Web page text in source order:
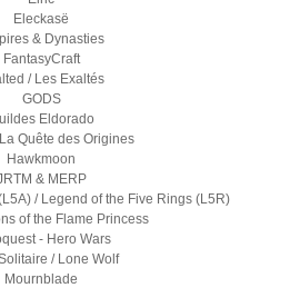
Eleckasë
& Dynasties
FantasyCraft
/ Les Exaltés
GODS
Eldorado
Quête des Origines
Hawkmoon
& MERP
/ Legend of the Five Rings (L5R)
of the Flame Princess
- Hero Wars
/ Lone Wolf
Mournblade